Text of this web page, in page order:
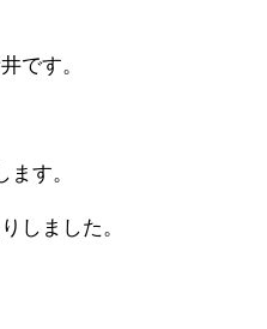
です。
す。
しました。